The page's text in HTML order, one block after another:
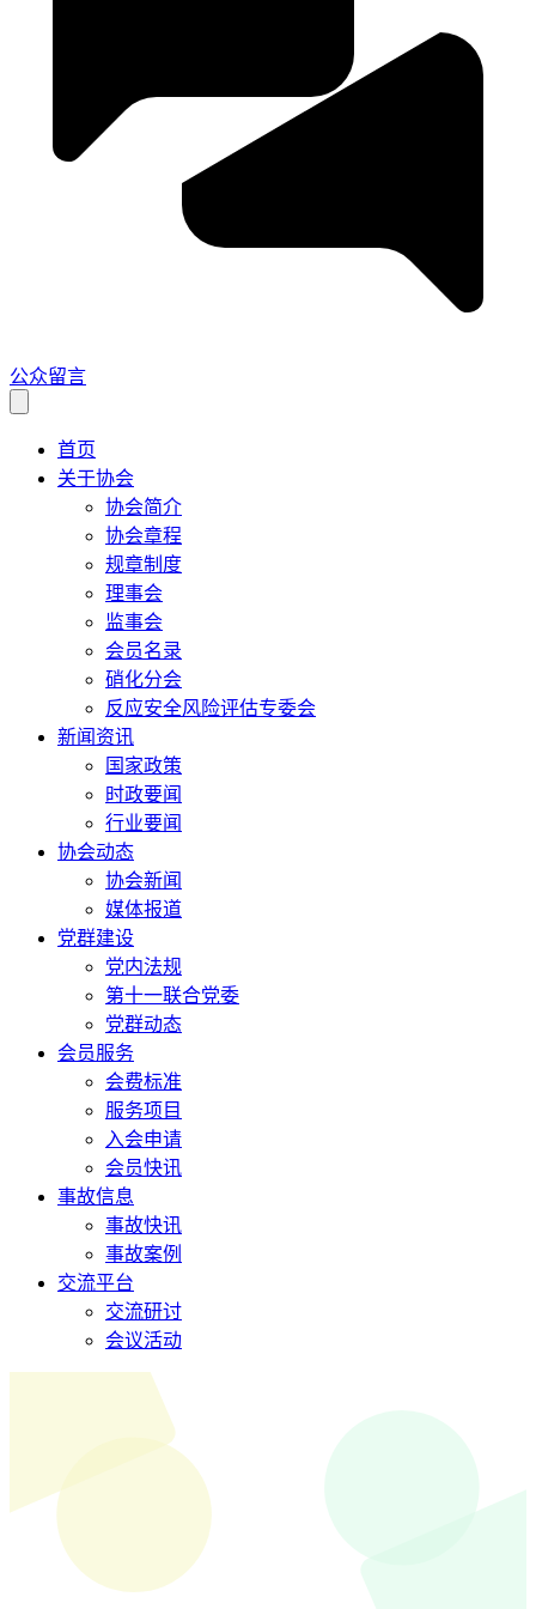
公众留言
首页
关于协会
协会简介
协会章程
规章制度
理事会
监事会
会员名录
硝化分会
反应安全风险评估专委会
新闻资讯
国家政策
时政要闻
行业要闻
协会动态
协会新闻
媒体报道
党群建设
党内法规
第十一联合党委
党群动态
会员服务
会费标准
服务项目
入会申请
会员快讯
事故信息
事故快讯
事故案例
交流平台
交流研讨
会议活动